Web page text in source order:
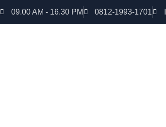
09.00 AM - 16.30 PM 0812-1993-1701